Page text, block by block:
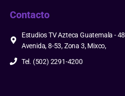
Contacto
Estudios TV Azteca Guatemala - 48
Avenida, 8-53, Zona 3, Mixco,
Tel. (502) 2291-4200